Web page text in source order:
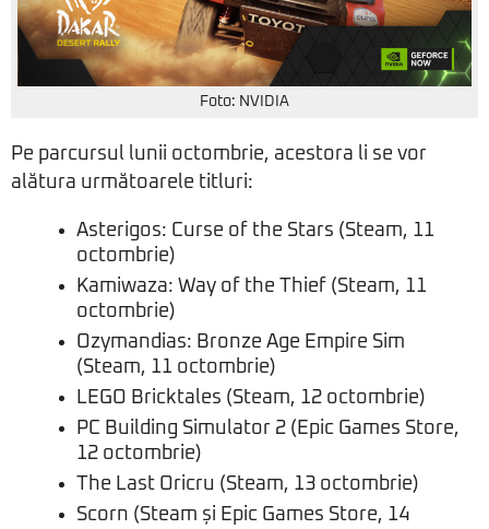
Foto: NVIDIA
Pe parcursul lunii octombrie, acestora li se vor
alătura următoarele titluri:
Asterigos: Curse of the Stars (Steam, 11
octombrie)
Kamiwaza: Way of the Thief (Steam, 11
octombrie)
Ozymandias: Bronze Age Empire Sim
(Steam, 11 octombrie)
LEGO Bricktales (Steam, 12 octombrie)
PC Building Simulator 2 (Epic Games Store,
12 octombrie)
The Last Oricru (Steam, 13 octombrie)
Scorn (Steam și Epic Games Store, 14